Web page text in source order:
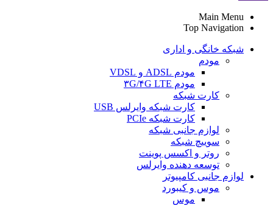
Main Menu
Top Navigation
شبکه خانگی و اداری
مودم
مودم ADSL و VDSL
مودم ۳G/۴G LTE
کارت شبکه
کارت شبکه وایرلس USB
کارت شبکه PCIe
لوازم جانبی شبکه
سوییچ شبکه
روتر و اکسس پوینت
توسعه دهنده وایرلس
لوازم جانبی کامپیوتر
موس و کیبورد
موس